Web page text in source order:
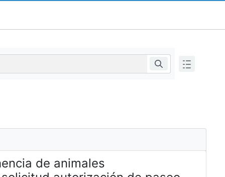
de animales